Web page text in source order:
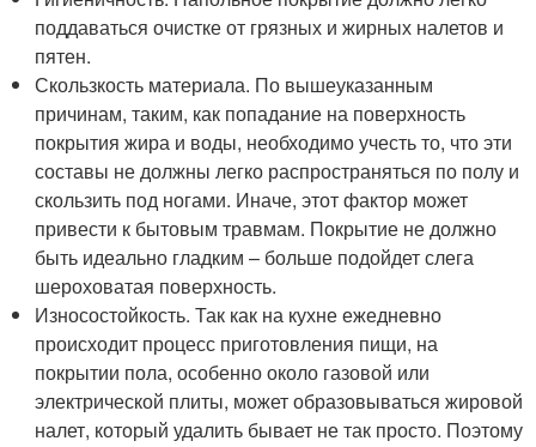
поддаваться очистке от грязных и жирных налетов и
пятен.
Скользкость материала. По вышеуказанным
причинам, таким, как попадание на поверхность
покрытия жира и воды, необходимо учесть то, что эти
составы не должны легко распространяться по полу и
скользить под ногами. Иначе, этот фактор может
привести к бытовым травмам. Покрытие не должно
быть идеально гладким – больше подойдет слега
шероховатая поверхность.
Износостойкость. Так как на кухне ежедневно
происходит процесс приготовления пищи, на
покрытии пола, особенно около газовой или
электрической плиты, может образовываться жировой
налет, который удалить бывает не так просто. Поэтому